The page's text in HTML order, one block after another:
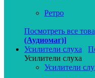
Ретро
Посмотреть все
(Аудиомаг)]
Усилители слуха
Усилители слуха
Усилители